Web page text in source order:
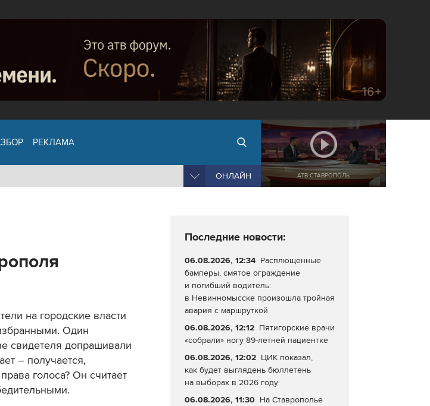
РЕКЛАМА
ОНЛАЙН АТВ СТАВРОПОЛЬ
на городские власти
Один
свидетеля допрашивали
– получается,
голоса? Он считает
Последние новости:
06.08.2026, 12:34 Расплющенные
бамперы, смятое ограждение
и погибший водитель:
в Невинномысске произошла тройная
авария с маршруткой
06.08.2026, 12:12 Пятигорские врачи
«собрали» ногу 89-летней пациентке
06.08.2026, 12:02 ЦИК показал,
как будет выглядень бюллетень
на выборах в 2026 году
06.08.2026, 11:30 На Ставрополье